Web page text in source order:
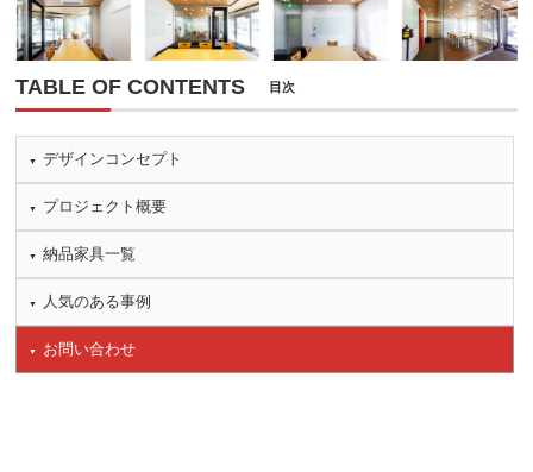
TABLE OF CONTENTS 目次
デザインコンセプト
プロジェクト概要
納品家具一覧
人気のある事例
お問い合わせ